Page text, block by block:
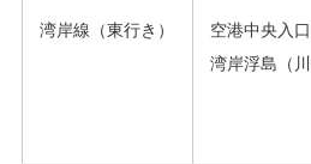
湾岸線（東行き）
空港中央入口
湾岸浮島（